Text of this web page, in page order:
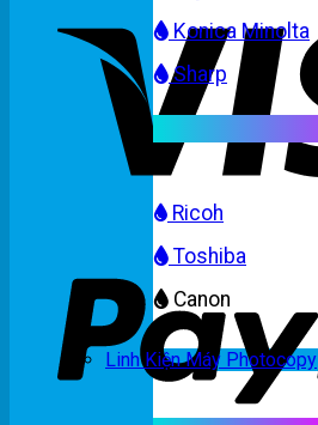
Konica Minolta
Sharp
Ricoh
Toshiba
Canon
Linh Kiện Máy Photocopy